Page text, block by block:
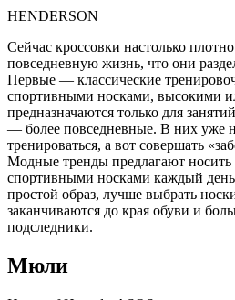
HENDERSON
Сейчас кроссовки настолько
повседневную жизнь, что они
Первые — классические
спортивными носками, высокими
предназначаются только для
— более повседневные. В них уже
тренироваться, а вот совершать
Модные тренды предлагают
спортивными носками каждый
простой образ, лучше выбрать
заканчиваются до края обуви и
подследники.
Мюли